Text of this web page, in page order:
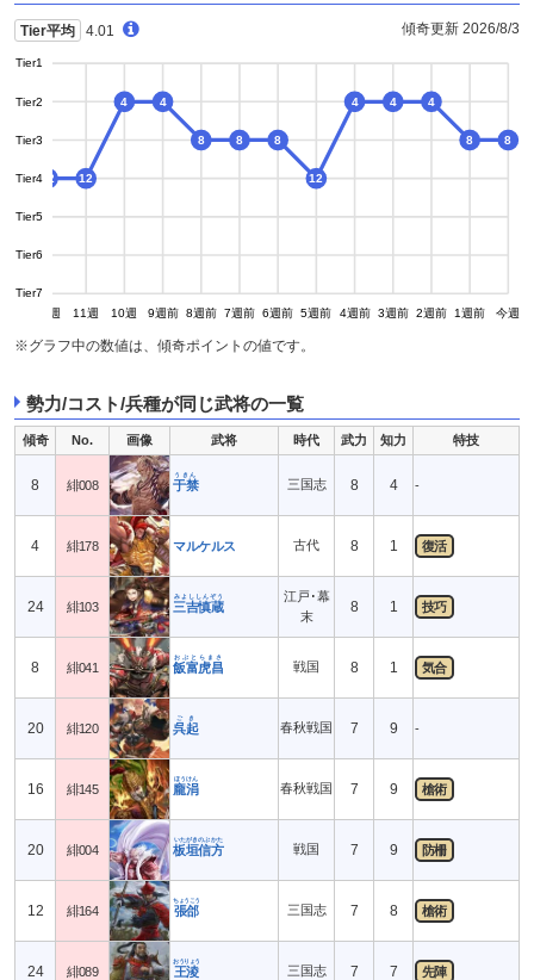
Tier平均 4.01 傾奇更新 2026/8/3
Tier1
Tier2
Tier3
Tier4
Tier5
Tier6
Tier7
12週 11週 10週 9週前 8週前 7週前 6週前 5週前 4週前 3週前 2週前 1週前 今週
16
12 12
4 4
8 8 8
12
4 4 4
8 8
※グラフ中の数値は、傾奇ポイントの値です。
勢力/コスト/兵種が同じ武将の一覧
傾奇 No. 画像 武将 時代 武力 知力 特技
8 緋008 于禁
うきん
三国志 8 4 -
4 緋178 マルケルス 古代 8 1 復活
24 緋103 三吉慎蔵
みよししんぞう
江戸･幕
末
8 1 技巧
8 緋041 飯富虎昌
おぶとらまさ
戦国 8 1 気合
20 緋120 呉起
ごき
春秋戦国 7 9 -
16 緋145 龐涓
ほうけん
春秋戦国 7 9 槍術
20 緋004 板垣信方
いたがきのぶかた
戦国 7 9 防柵
12 緋164 張郃
ちょうこう
三国志 7 8 槍術
24 緋089 王淩
おうりょう
三国志 7 7 先陣